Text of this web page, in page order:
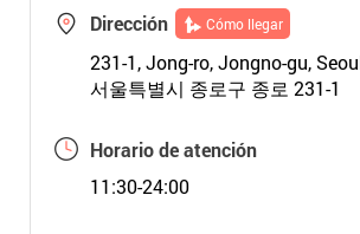
Dirección Cómo llegar
231-1, Jong-ro, Jongno-gu,
서울특별시 종로구 종로 231-1
Horario de atención
11:30-24:00